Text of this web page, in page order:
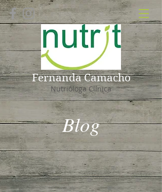
Fernanda Camacho
Nutrióloga Clínica
Blog